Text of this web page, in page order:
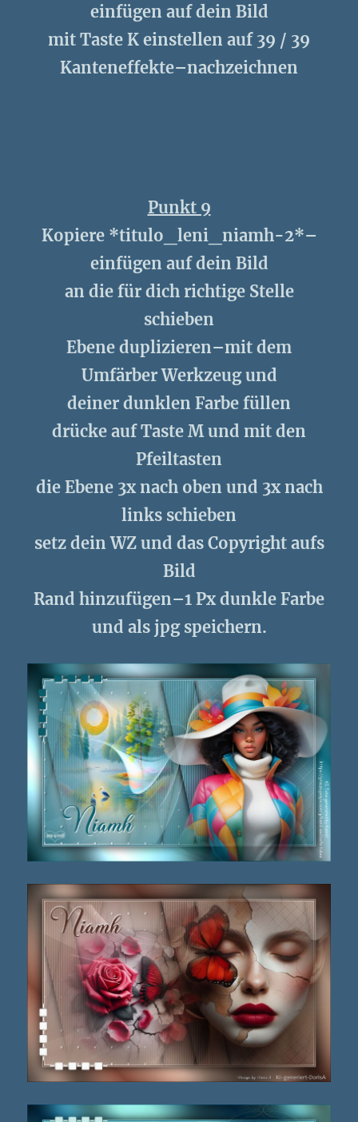
einfügen auf dein Bild
mit Taste K einstellen auf 39 / 39
Kanteneffekte–nachzeichnen
Punkt 9
Kopiere *titulo_leni_niamh-2*–
einfügen auf dein Bild
an die für dich richtige Stelle
schieben
Ebene duplizieren–mit dem
Umfärber Werkzeug und
deiner dunklen Farbe füllen
drücke auf Taste M und mit den
Pfeiltasten
die Ebene 3x nach oben und 3x nach
links schieben
setz dein WZ und das Copyright aufs
Bild
Rand hinzufügen–1 Px dunkle Farbe
und als jpg speichern.